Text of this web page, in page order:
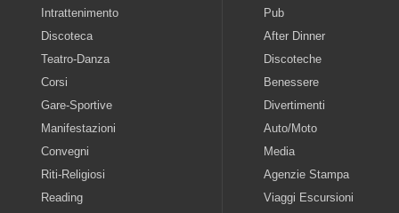
Intrattenimento
Discoteca
Teatro-Danza
Corsi
Gare-Sportive
Manifestazioni
Convegni
Riti-Religiosi
Reading
Pub
After Dinner
Discoteche
Benessere
Divertimenti
Auto/Moto
Media
Agenzie Stampa
Viaggi Escursioni